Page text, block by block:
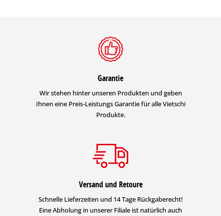
Garantie
Wir stehen hinter unseren Produkten und geben
Ihnen eine Preis-Leistungs Garantie für alle Vietschi
Produkte.
Versand und Retoure
Schnelle Lieferzeiten und 14 Tage Rückgaberecht!
Eine Abholung in unserer Filiale ist natürlich auch